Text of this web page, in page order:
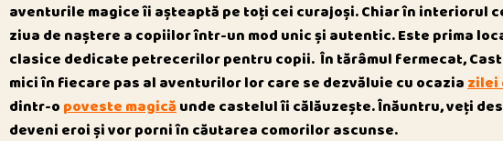
aventurile magice îi așteaptă pe toți cei curajoși.Chiar în interiorul
ziua de naștere a copiilor într-un mod unic și autentic. Este prima
clasice dedicate petrecerilor pentru copii. În tărâmul fermecat,
mici în fiecare pas al aventurilor lor care se dezvăluie cu ocazia zilei
dintr-o poveste magică unde castelul îi călăuzește.Înăuntru, veți
deveni eroi și vor porni în căutarea comorilor ascunse.